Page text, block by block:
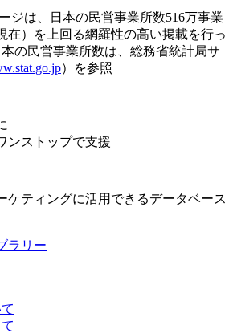
ジは、日本の民営事業所数516万事業
在）を上回る網羅性の高い掲載を行っ
の民営事業所数は、総務省統計局サ
）を参照
ンストップで支援
ケティングに活用できるデータベース